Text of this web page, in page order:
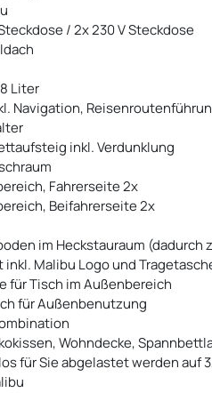
/ 2x 230 V Steckdose
Liter
Navigation,
inkl. Verdunklung
Fahrerseite 2x
Beifahrerseite 2x
im Heckstauraum (dadurch
Malibu Logo und
für Tisch im Außenbereich
für Außenbenutzung
Wohndecke,
für Sie abgelastet werden auf